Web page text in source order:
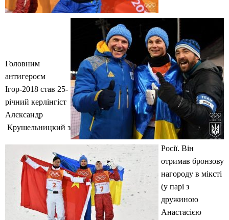
Головним
антигероєм
Ігор-2018 став 25-
річний керлінгіст
Алєксандр
Крушельницкий з
Росії. Він
отримав бронзову
нагороду в міксті
(у парі з
дружиною
Анастасією